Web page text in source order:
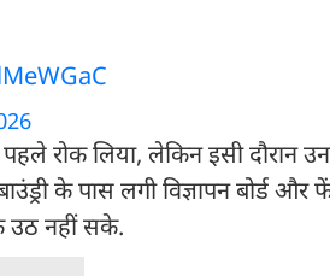
रोक लिया, लेकिन इसी दौरान
के पास लगी विज्ञापन बोर्ड और
उठ नहीं सके.